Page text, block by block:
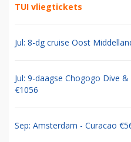
TUI vliegtickets
Jul: 8-dg cruise Oost
Jul: 9-daagse Chogogo Dive
€1056
Sep: Amsterdam - Curacao